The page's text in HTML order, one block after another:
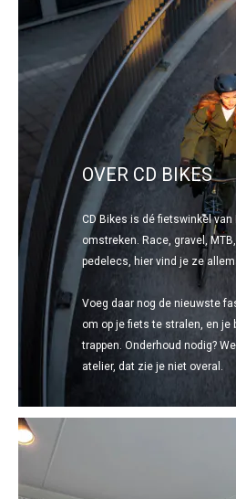
CD Bikes is dé fietswinkel van
omstreken. Race, gravel,
pedelecs, hier vind je ze
Voeg daar nog de nieuwste
om op je fiets te stralen, en je
trappen. Onderhoud nodig?
atelier, dat zie je niet overal.​​
OVER CD BIKES